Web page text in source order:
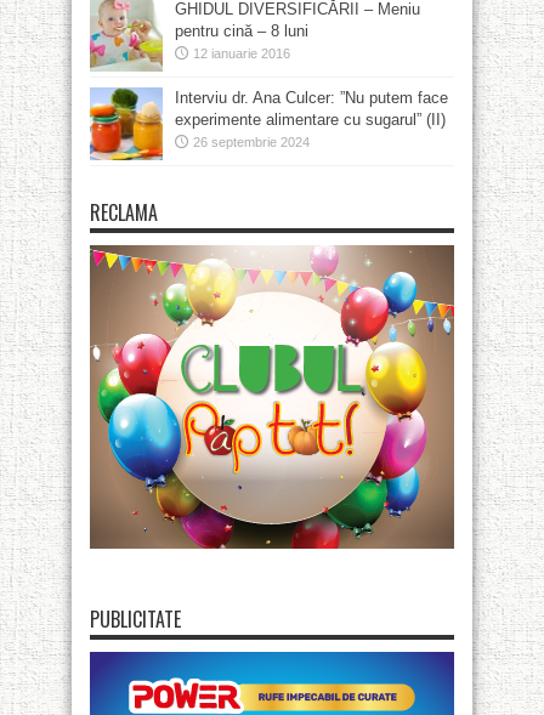
GHIDUL DIVERSIFICĂRII – Meniu
pentru cină – 8 luni
12 ianuarie 2016
Interviu dr. Ana Culcer: ”Nu putem face
experimente alimentare cu sugarul” (II)
26 septembrie 2024
RECLAMA
PUBLICITATE